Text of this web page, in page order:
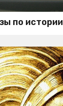
по истории